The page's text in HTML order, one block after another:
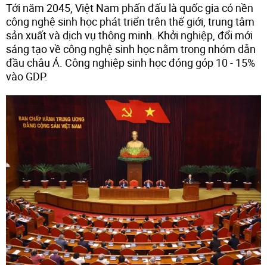
Tới năm 2045, Việt Nam phấn đấu là quốc gia có nền
công nghệ sinh học phát triển trên thế giới, trung tâm
sản xuất và dịch vụ thông minh. Khởi nghiệp, đổi mới
sáng tạo về công nghệ sinh học nằm trong nhóm dẫn
đầu châu Á. Công nghiệp sinh học đóng góp 10 - 15%
vào GDP.